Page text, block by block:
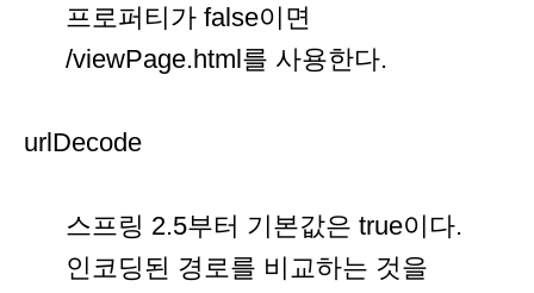
프로퍼티가 false이면
/viewPage.html를 사용한다.
urlDecode
스프링 2.5부터 기본값은 true이다.
인코딩된 경로를 비교하는 것을